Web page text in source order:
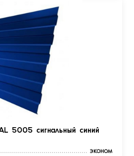
5005 сигнальный синий
эконом